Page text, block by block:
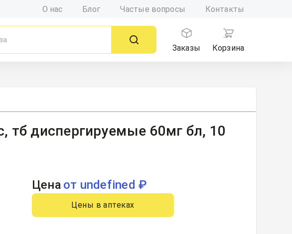
О нас Блог Частые вопросы Контакты
Заказы
Корзина
тб диспергируемые 60мг бл, 10
Цена от undefined ₽
Цены в аптеках